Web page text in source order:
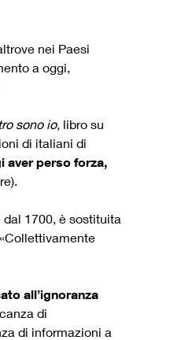
nei Paesi
a oggi,
sono io, libro su
di italiani di
aver perso forza,
1700, è sostituita
all’ignoranza
di
di informazioni a